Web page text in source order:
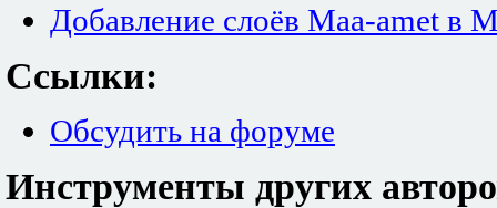
Добавление слоёв Maa-amet в
Ссылки:
Обсудить на форуме
Инструменты других